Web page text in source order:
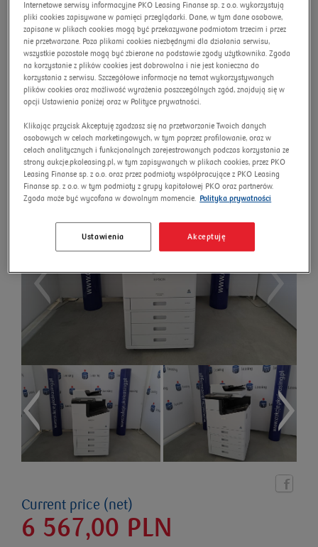
EPSON WORKFORCE
ENTERPRISE WF-C20750
D4TW multifunction printer
Auction number: 9523/AU/2025
New price
Current price (net)
6 567,00 PLN
Internetowe serwisy informacyjne PKO Leasing Finanse sp. z o.o. wykorzystują
pliki cookies zapisywane w pamięci przeglądarki. Dane, w tym dane osobowe,
zapisane w plikach cookies mogą być przekazywane podmiotom trzecim i przez
nie przetwarzane. Poza plikami cookies niezbędnymi dla działania serwisu,
wszystkie pozostałe mogą być zbierane na podstawie zgody użytkownika. Zgoda
na korzystanie z plików cookies jest dobrowolna i nie jest konieczna do
korzystania z serwisu. Szczegółowe informacje na temat wykorzystywanych
plików cookies oraz możliwość wyrażenia poszczególnych zgód, znajdują się w
opcji Ustawienia poniżej oraz w Polityce prywatności.
Klikając przycisk Akceptuję zgadzasz się na przetwarzanie Twoich danych
osobowych w celach marketingowych, w tym poprzez profilowanie, oraz w
celach analitycznych i funkcjonalnych zarejestrowanych podczas korzystania ze
strony aukcje.pkoleasing.pl, w tym zapisywanych w plikach cookies, przez PKO
Leasing Finanse sp. z o.o. oraz przez podmioty współpracujące z PKO Leasing
Finanse sp. z o.o. w tym podmioty z grupy kapitałowej PKO oraz partnerów.
Zgoda może być wycofana w dowolnym momencie. Polityka prywatności
Akceptuję
Ustawienia